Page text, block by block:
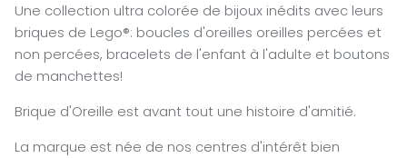
Une collection ultra colorée de bijoux inédits avec leurs
briques de Lego®: boucles d'oreilles oreilles percées et
non percées, bracelets de l'enfant à l'adulte et boutons
de manchettes!
Brique d'Oreille est avant tout une histoire d'amitié.
La marque est née de nos centres d'intérêt bien